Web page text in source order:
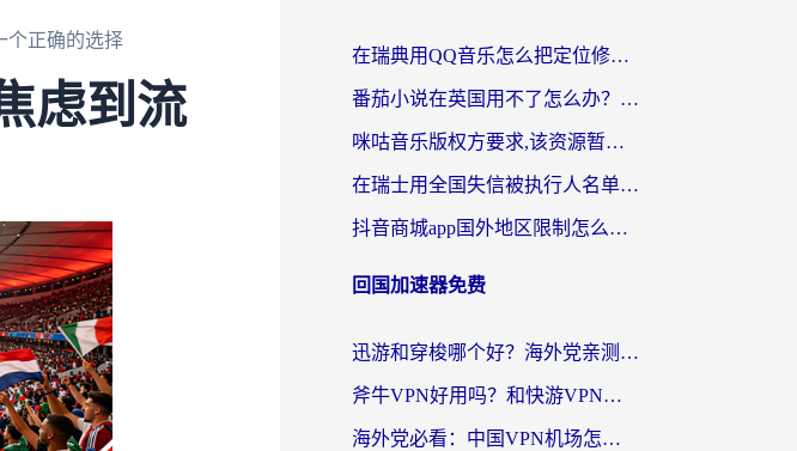
个正确的选择
虑到流
在瑞典用QQ音乐怎么把定位修改到中国国内？留学生亲测有效的回国加速方案
番茄小说在英国用不了怎么办？海外党亲测有效的回国加速解决方案
咪咕音乐版权方要求,该资源暂时无法使用？海外党这样解决听歌听书+看剧炒股难题
在瑞士用全国失信被执行人名单信息公布与查询地区限制怎么办？还能看欧洲杯直播和咪咕视频吗？
抖音商城app国外地区限制怎么办？海外党解锁国内内容的实用指南
回国加速器免费
迅游和穿梭哪个好？海外党亲测3款回国加速器+手游加速对比，附避坑指南
斧牛VPN好用吗？和快游VPN对比哪个回国效果更好？马来西亚留学生亲测分享
海外党必看：中国VPN机场怎么选？3步教你无缝访问国内资源（附避坑指南）